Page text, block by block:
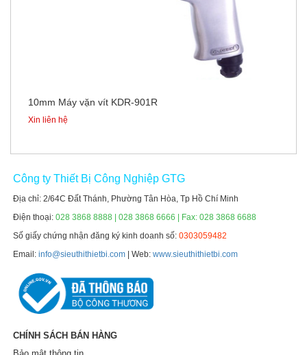
10mm Máy vặn vít KDR-901R
Xin liên hệ
Công ty Thiết Bị Công Nghiệp GTG
Địa chỉ: 2/64C Đất Thánh, Phường Tân Hòa, Tp Hồ Chí Minh
Điện thoại:028 3868 8888 | 028 3868 6666 | Fax: 028 3868 6688
Số giấy chứng nhận đăng ký kinh doanh số:0303059482
Email:info@sieuthithietbi.com | Web:www.sieuthithietbi.com
CHÍNH SÁCH BÁN HÀNG